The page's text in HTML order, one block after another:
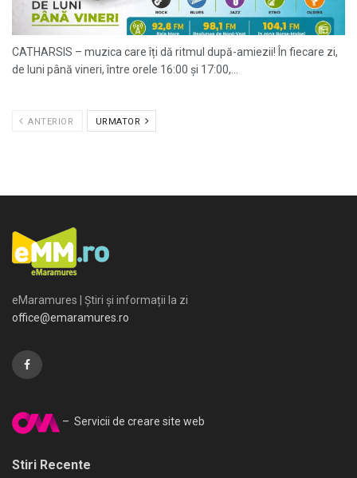
CATHARSIS – muzica care îți dă ritmul după-amiezii! În fiecare zi,
de luni până vineri, între orele 16:00 și 17:00,...
ANTERIOR URMATOR
eMaramures | Știri și informații la zi
office@emaramures.ro
– Servicii de creare site web
Stiri Recente